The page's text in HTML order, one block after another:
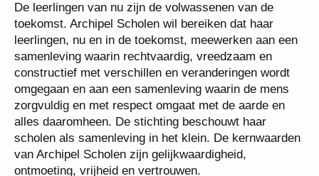
gemeenten Middelburg, Vlissingen en Veere (geheel
Walcheren).
De leerlingen van nu zijn de volwassenen van de
toekomst. Archipel Scholen wil bereiken dat haar
leerlingen, nu en in de toekomst, meewerken aan
een samenleving waarin rechtvaardig, vreedzaam
en constructief met verschillen en veranderingen
wordt omgegaan en aan een samenleving waarin de
mens zorgvuldig en met respect omgaat met de
aarde en alles daaromheen. De stichting beschouwt
haar scholen als samenleving in het klein. De